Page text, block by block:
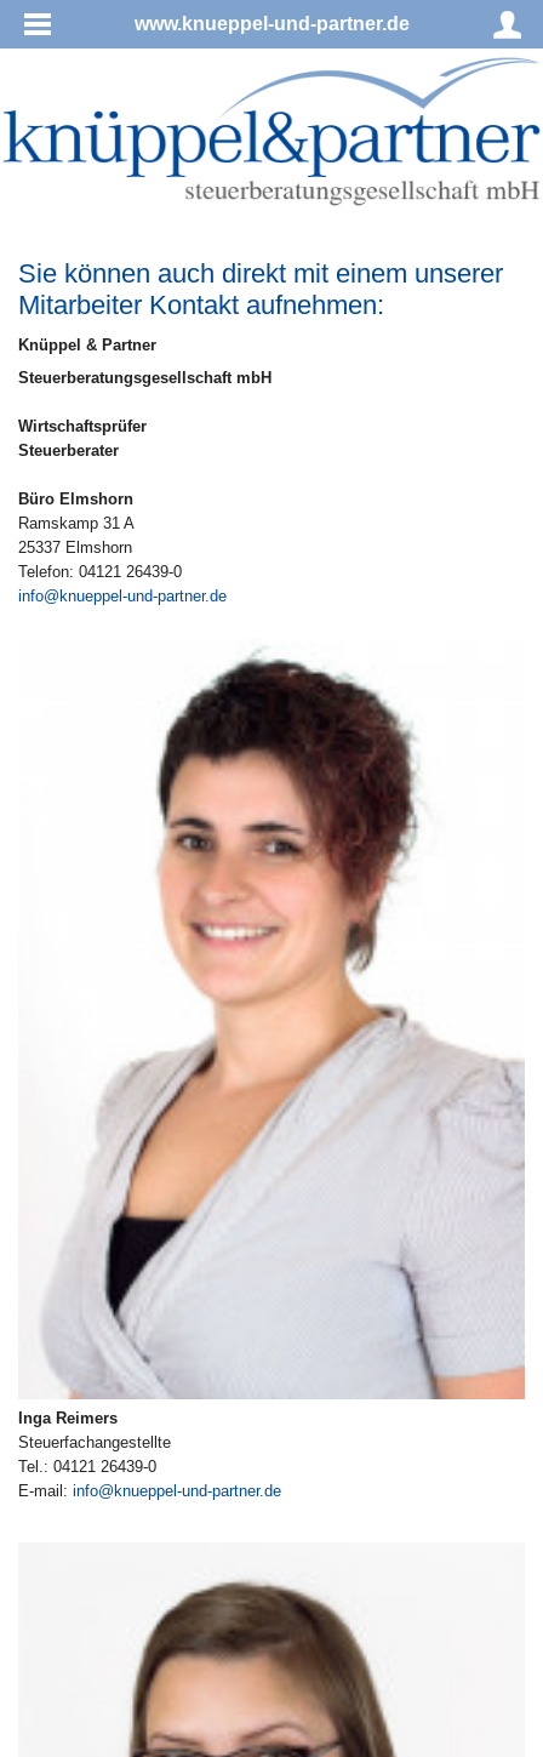
www.knueppel-und-partner.de
Sie können auch direkt mit einem unserer
Mitarbeiter Kontakt aufnehmen:
Knüppel & Partner
Steuerberatungsgesellschaft mbH
Wirtschaftsprüfer
Steuerberater
Büro Elmshorn
Ramskamp 31 A
25337 Elmshorn
Telefon: 04121 26439-0
info@knueppel-und-partner.de
Inga Reimers
Steuerfachangestellte
Tel.: 04121 26439-0
E-mail: info@knueppel-und-partner.de